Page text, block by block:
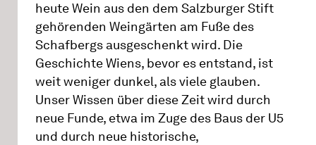
heute Wein aus den dem Salzburger Stift
gehörenden Weingärten am Fuße des
Schafbergs ausgeschenkt wird. Die
Geschichte Wiens, bevor es entstand, ist
weit weniger dunkel, als viele glauben.
Unser Wissen über diese Zeit wird durch
neue Funde, etwa im Zuge des Baus der U5
und durch neue historische,